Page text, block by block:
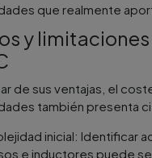
que realmente
y
de sus ventajas, el
también presenta
inicial: Identificar
e inductores puede